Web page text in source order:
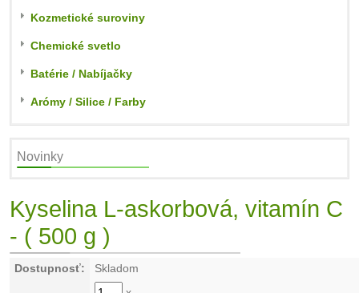
Kozmetické suroviny
Chemické svetlo
Batérie / Nabíjačky
Arómy / Silice / Farby
Novinky
Kyselina L-askorbová, vitamín C
- ( 500 g )
Dostupnosť: Skladom